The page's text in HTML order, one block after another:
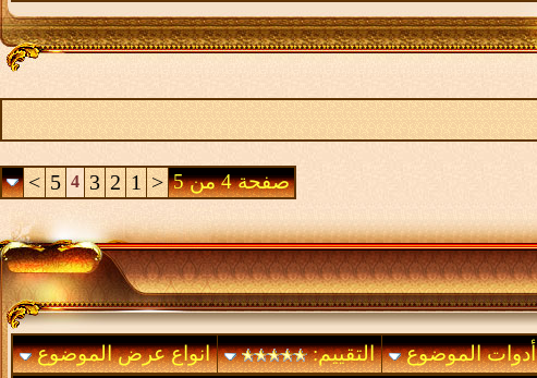
صفحة 4 من 5 <
1
2
3
4
5
>
أدوات الموضوع التقييم:
انواع عرض الموضوع